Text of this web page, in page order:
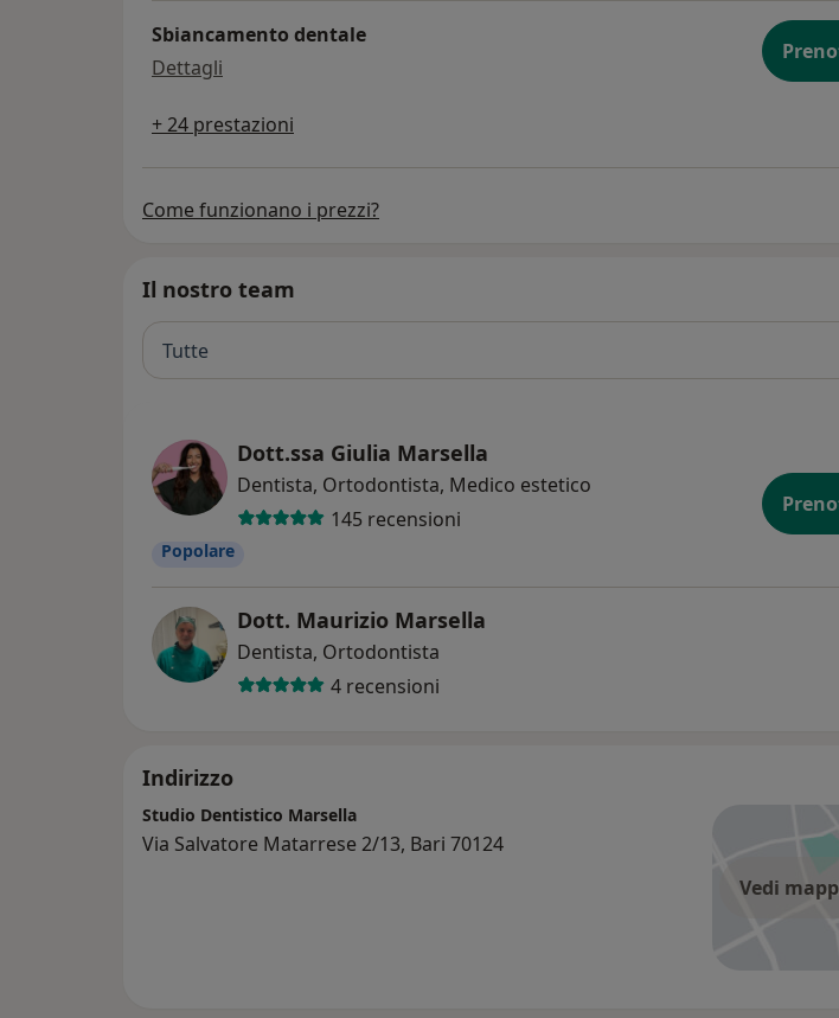
Sbiancamento dentale
Dettagli
+ 24 prestazioni
Come funzionano i prezzi?
Il nostro team
Tutte
Dott.ssa Giulia Marsella
Dentista, Ortodontista, Medico estetico
145 recensioni
Popolare
Dott. Maurizio Marsella
Dentista, Ortodontista
4 recensioni
Indirizzo
Vedi
Studio Dentistico Marsella
Via Salvatore Matarrese 2/13, Bari 70124